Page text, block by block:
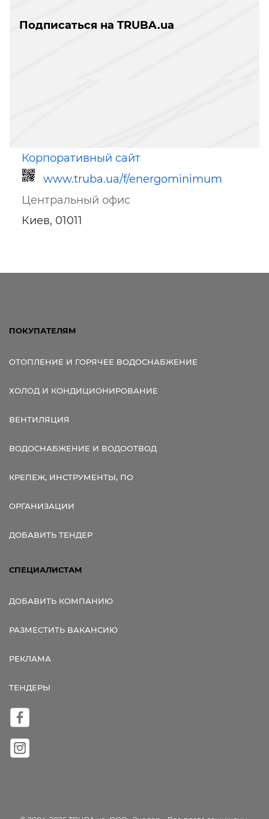
Подписаться на TRUBA.ua
Корпоративный сайт
www.truba.ua/f/energominimum
Центральный офис
Киев, 01011
ПОКУПАТЕЛЯМ
ОТОПЛЕНИЕ И ГОРЯЧЕЕ ВОДОСНАБЖЕНИЕ
ХОЛОД И КОНДИЦИОНИРОВАНИЕ
ВЕНТИЛЯЦИЯ
ВОДОСНАБЖЕНИЕ И ВОДООТВОД
КРЕПЕЖ, ИНСТРУМЕНТЫ, ПО
ОРГАНИЗАЦИИ
ДОБАВИТЬ ТЕНДЕР
СПЕЦИАЛИСТАМ
ДОБАВИТЬ КОМПАНИЮ
РАЗМЕСТИТЬ ВАКАНСИЮ
РЕКЛАМА
ТЕНДЕРЫ